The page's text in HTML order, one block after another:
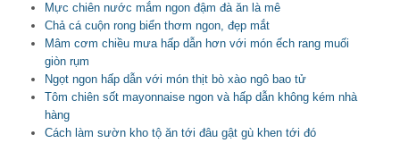
Mực chiên nước mắm ngon đậm đà ăn là mê
Chả cá cuộn rong biển thơm ngon, đẹp mắt
Mâm cơm chiều mưa hấp dẫn hơn với món ếch rang muối
giòn rụm
Ngọt ngon hấp dẫn với món thịt bò xào ngô bao tử
Tôm chiên sốt mayonnaise ngon và hấp dẫn không kém nhà
hàng
Cách làm sườn kho tộ ăn tới đâu gật gù khen tới đó